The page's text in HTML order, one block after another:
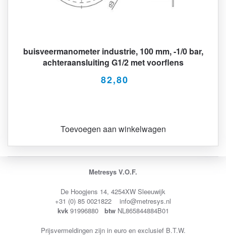
buisveermanometer industrie, 100 mm, -1/0 bar,
achteraansluiting G1/2 met voorflens
82,80
Toevoegen aan winkelwagen
Metresys V.O.F.
De Hoogjens 14, 4254XW Sleeuwijk
+31 (0) 85 0021822 info@metresys.nl
kvk 91996880 btw NL865844884B01
Prijsvermeldingen zijn in euro en exclusief B.T.W.